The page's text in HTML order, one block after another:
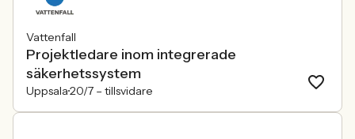
Vattenfall
Projektledare inom integrerade
säkerhetssystem
Uppsala20/7 – tillsvidare